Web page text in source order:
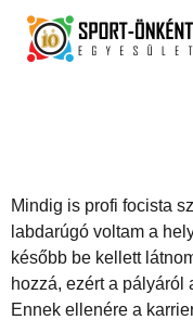
Mindig is profi focista
labdarúgó voltam a
később be kellett
hozzá, ezért a pályáról
Ennek ellenére a